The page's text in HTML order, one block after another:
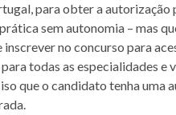
para obter a autorização
sem autonomia – mas
inscrever no concurso para
todas as especialidades e
que o candidato tenha uma